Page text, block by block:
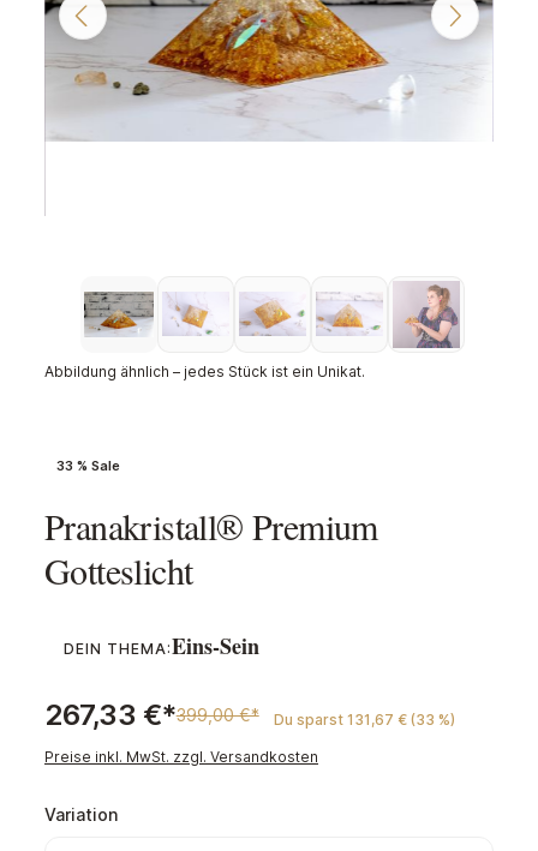
Abbildung ähnlich – jedes Stück ist ein Unikat.
33 % Sale
Pranakristall® Premium
Gotteslicht
DEIN THEMA:Eins-Sein
267,33 €*399,00 €* Du sparst 131,67 € (33 %)
Preise inkl. MwSt. zzgl. Versandkosten
Variationauswählen